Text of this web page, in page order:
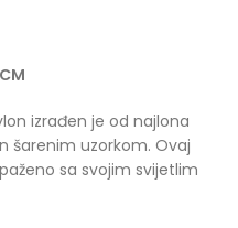
izrađen je od najlona
šarenim uzorkom. Ovaj
sa svojim svijetlim